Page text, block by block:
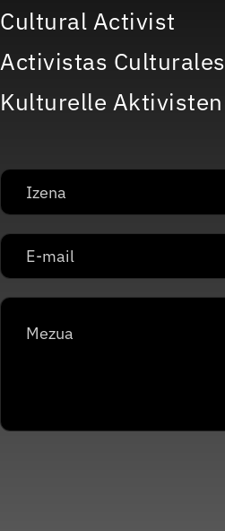
Cultural Activist
Activistas Culturales
Kulturelle Aktivisten